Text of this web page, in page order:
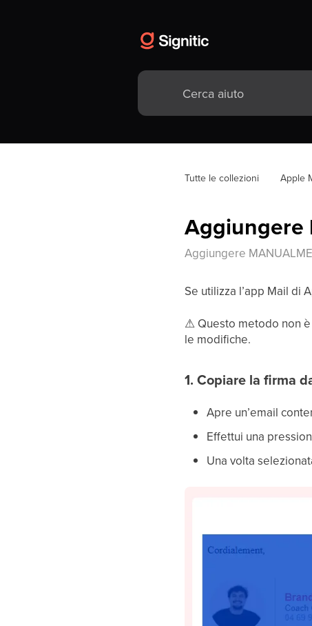
Tutte le collezioni Apple
Aggiungere
Aggiungere
Se utilizza l’app Mail di
⚠ Questo metodo non
le modifiche.
1. Copiare la firma
Apre un’email
Effettui una
Una volta